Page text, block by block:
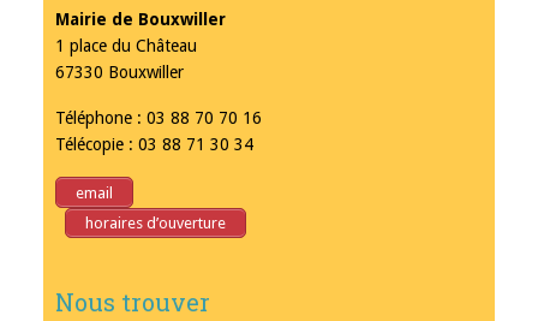
Mairie de Bouxwiller
1 place du Château
67330 Bouxwiller
Téléphone : 03 88 70 70 16
Télécopie : 03 88 71 30 34
email
horaires d’ouverture
Nous trouver